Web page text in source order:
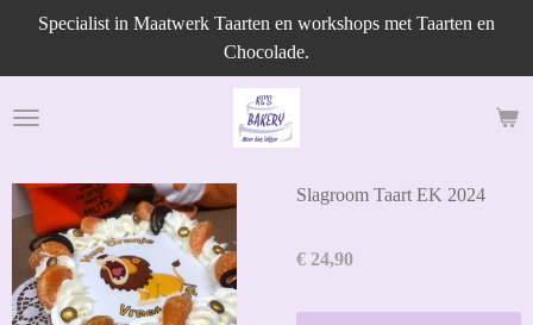
naar
de
Specialist in Maatwerk Taarten en workshops met Taarten en
Chocolade.
Slagroom Taart EK 2024
€ 24,90